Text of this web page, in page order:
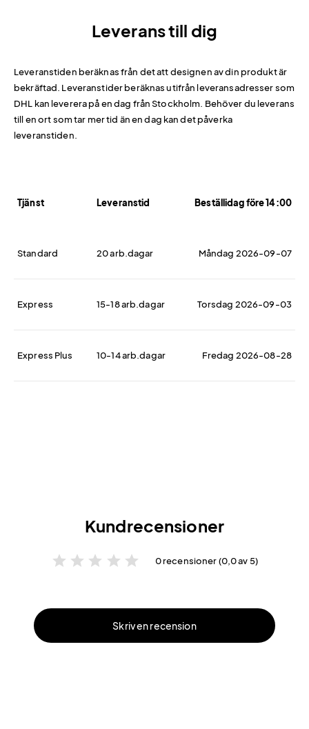
Leverans till dig
Leveranstiden beräknas från det att designen av din produkt är
bekräftad. Leveranstider beräknas utifrån leveransadresser som
DHL kan leverera på en dag från Stockholm. Behöver du leverans
till en ort som tar mer tid än en dag kan det påverka
leveranstiden.
Tjänst Leveranstid Beställidag före 14:00
Standard 20 arb.dagar Måndag 2026-09-07
Express 15-18 arb.dagar Torsdag 2026-09-03
Express Plus 10-14 arb.dagar Fredag 2026-08-28
Kundrecensioner
star star star star star 0 recensioner (0,0 av 5)
Skriv en recension